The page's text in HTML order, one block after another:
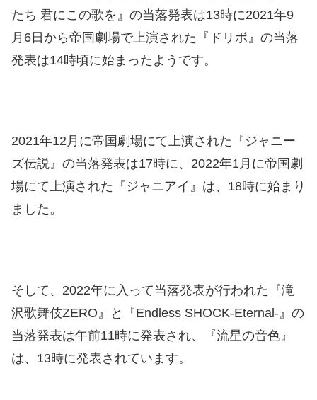
たち 君にこの歌を』の当落発表は13時に2021年9
月6日から帝国劇場で上演された『ドリボ』の当落
発表は14時頃に始まったようです。
2021年12月に帝国劇場にて上演された『ジャニー
ズ伝説』の当落発表は17時に、2022年1月に帝国劇
場にて上演された『ジャニアイ』は、18時に始まり
ました。
そして、2022年に入って当落発表が行われた『滝
沢歌舞伎ZERO』と『Endless SHOCK-Eternal-』の
当落発表は午前11時に発表され、『流星の音色』
は、13時に発表されています。